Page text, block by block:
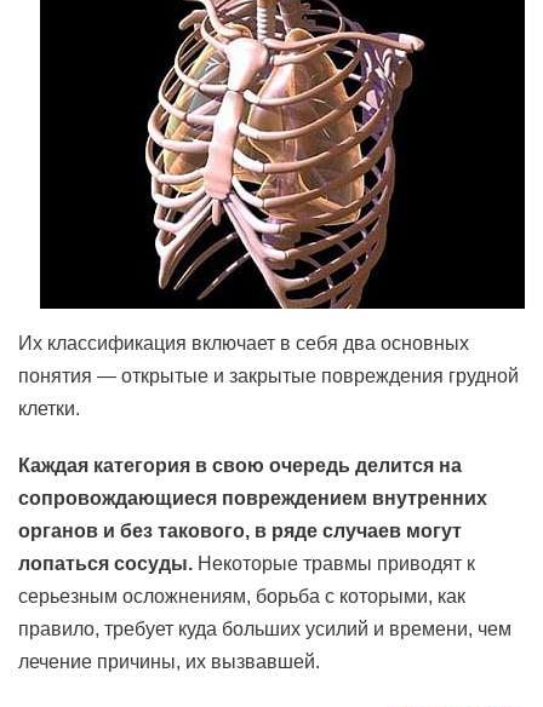
Их классификация включает в себя два основных
понятия — открытые и закрытые повреждения грудной
клетки.
Каждая категория в свою очередь делится на
сопровождающиеся повреждением внутренних
органов и без такового, в ряде случаев могут
лопаться сосуды. Некоторые травмы приводят к
серьезным осложнениям, борьба с которыми, как
правило, требует куда больших усилий и времени, чем
лечение причины, их вызвавшей.